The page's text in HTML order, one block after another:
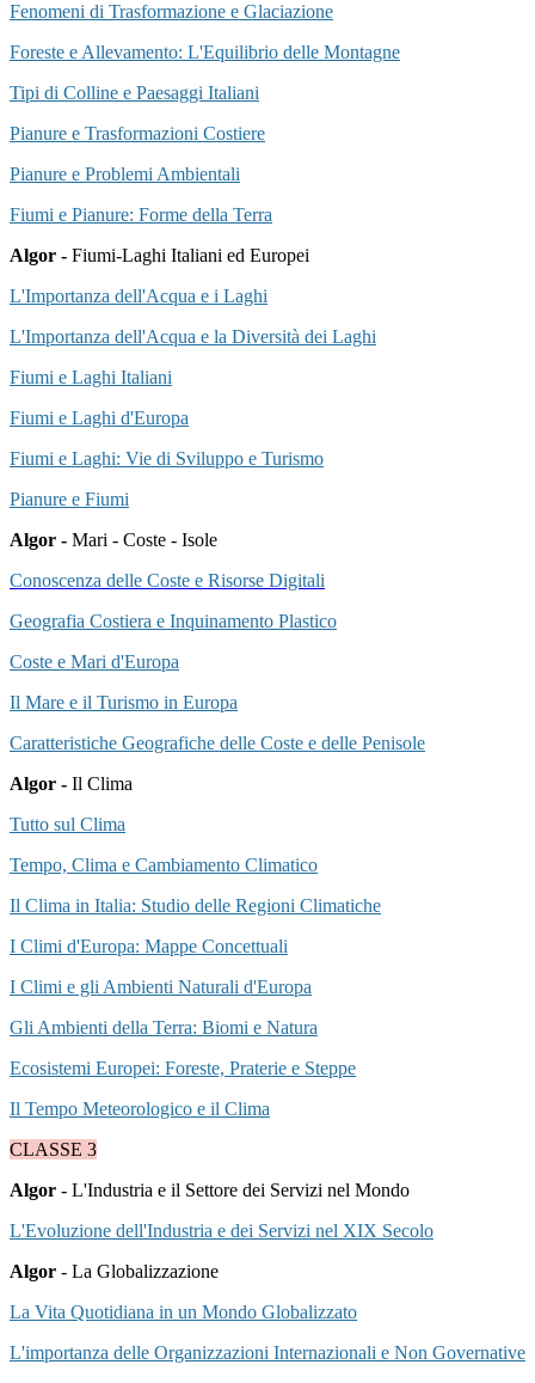
Fenomeni di Trasformazione e Glaciazione
Foreste e Allevamento: L'Equilibrio delle Montagne
Tipi di Colline e Paesaggi Italiani
Pianure e Trasformazioni Costiere
Pianure e Problemi Ambientali
Fiumi e Pianure: Forme della Terra
Algor - Fiumi-Laghi Italiani ed Europei
L'Importanza dell'Acqua e i Laghi
L'Importanza dell'Acqua e la Diversità dei Laghi
Fiumi e Laghi Italiani
Fiumi e Laghi d'Europa
Fiumi e Laghi: Vie di Sviluppo e Turismo
Pianure e Fiumi
Algor - Mari - Coste - Isole
Conoscenza delle Coste e Risorse Digitali
Geografia Costiera e Inquinamento Plastico
Coste e Mari d'Europa
Il Mare e il Turismo in Europa
Caratteristiche Geografiche delle Coste e delle Penisole
Algor - Il Clima
Tutto sul Clima
Tempo, Clima e Cambiamento Climatico
Il Clima in Italia: Studio delle Regioni Climatiche
I Climi d'Europa: Mappe Concettuali
I Climi e gli Ambienti Naturali d'Europa
Gli Ambienti della Terra: Biomi e Natura
Ecosistemi Europei: Foreste, Praterie e Steppe
Il Tempo Meteorologico e il Clima
CLASSE 3
Algor - L'Industria e il Settore dei Servizi nel Mondo
L'Evoluzione dell'Industria e dei Servizi nel XIX Secolo
Algor - La Globalizzazione
La Vita Quotidiana in un Mondo Globalizzato
L'importanza delle Organizzazioni Internazionali e Non Governative